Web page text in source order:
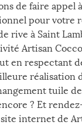
de faire appel
pour votre
rive à Saint
Artisan
en respectant
réalisation
tuile
? Et
internet de